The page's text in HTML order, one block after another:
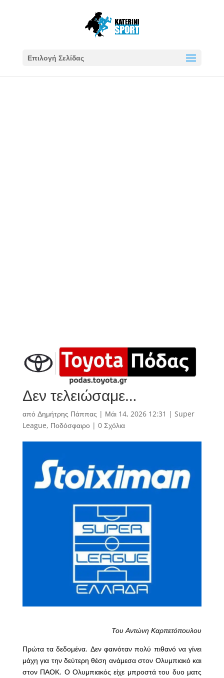
Επιλογή Σελίδας
Δεν τελειώσαμε…
από Δημήτρης Πάππας | Μάι 14, 2026 12:31 | Super
League, Ποδόσφαιρο| 0 Σχόλια
Του Αντώνη Καρπετόπουλου
Πρώτα τα δεδομένα. Δεν φαινόταν πολύ πιθανό να γίνει
μάχη για την δεύτερη θέση ανάμεσα στον Ολυμπιακό και
στον ΠΑΟΚ. Ο Ολυμπιακός είχε μπροστά του δυο ματς